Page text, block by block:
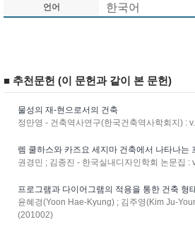
언어 한국어
■ 추천문헌 (이 문헌과 같이 본 문헌)
물성의 재-현으로서의 건축
정만영 - 건축역사연구(한국건축역사학회지) :
렘 쿨하스와 카즈요 세지마 건축에서 나타나
권경민 ; 김종진 - 한국실내디자인학회 논문집
프로그램과 다이어그램의 적용을 통한 건축 형
윤혜경(Yoon Hae-Kyung) ; 김주영(Kim Ju-
(201002)